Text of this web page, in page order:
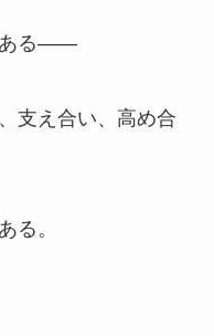
ある――
支え合い、高め合
る。